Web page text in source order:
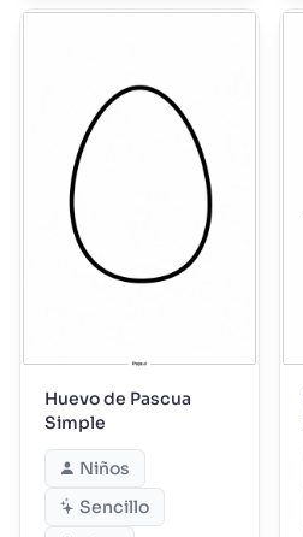
Huevo de Pascua
Simple
Niños
Sencillo